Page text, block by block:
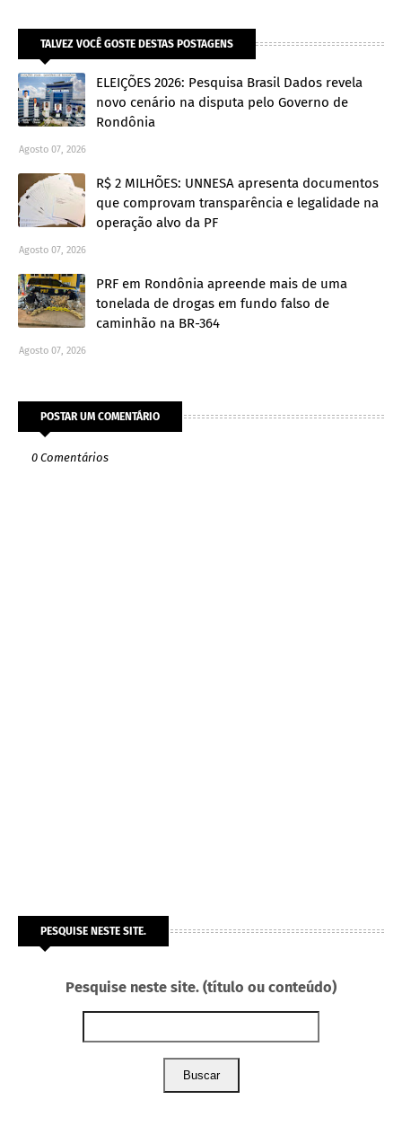
TALVEZ VOCÊ GOSTE DESTAS POSTAGENS
ELEIÇÕES 2026: Pesquisa Brasil Dados revela
novo cenário na disputa pelo Governo de
Rondônia
Agosto 07, 2026
R$ 2 MILHÕES: UNNESA apresenta documentos
que comprovam transparência e legalidade na
operação alvo da PF
Agosto 07, 2026
PRF em Rondônia apreende mais de uma
tonelada de drogas em fundo falso de
caminhão na BR-364
Agosto 07, 2026
POSTAR UM COMENTÁRIO
0 Comentários
PESQUISE NESTE SITE.
Pesquise neste site. (título ou conteúdo)
Buscar